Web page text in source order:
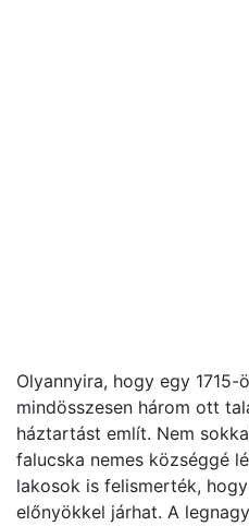
Olyannyira, hogy egy
mindösszesen három ott
háztartást említ. Nem
falucska nemes községgé
lakosok is felismerték,
előnyökkel járhat. A